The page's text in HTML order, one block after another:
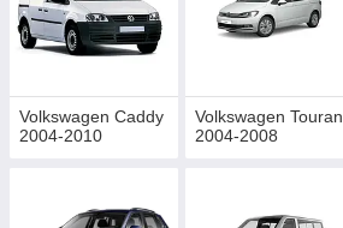
Volkswagen Caddy
2004-2010
Volkswagen Touran
2004-2008